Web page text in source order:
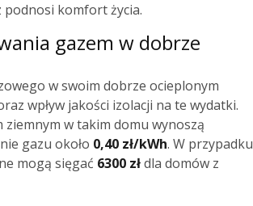
komfort życia.
gazem w dobrze
w swoim dobrze ocieplonym
wpływ jakości izolacji na te wydatki.
w takim domu wynoszą
gazu około 0,40 zł/kWh. W przypadku
mogą sięgać 6300 złdla domów z